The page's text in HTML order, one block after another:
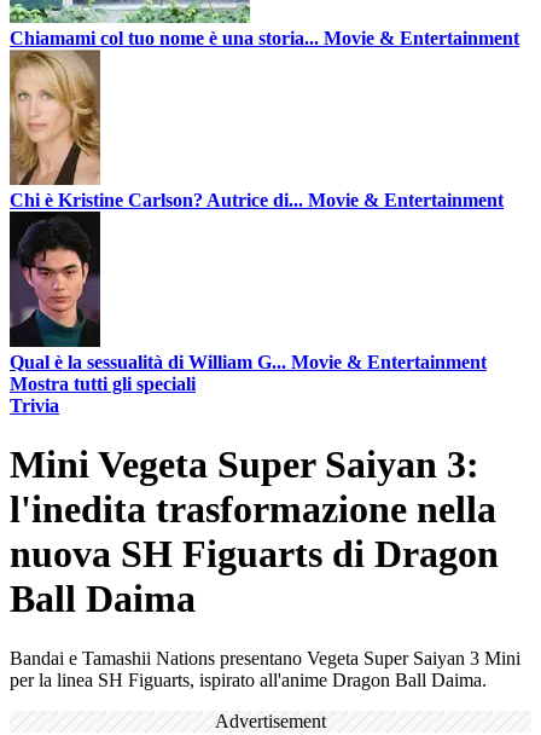
Chiamami col tuo nome è una storia... Movie & Entertainment
Chi è Kristine Carlson? Autrice di... Movie & Entertainment
Qual è la sessualità di William G... Movie & Entertainment
Mostra tutti gli speciali
Trivia
Mini Vegeta Super Saiyan 3:
l'inedita trasformazione nella
nuova SH Figuarts di Dragon
Ball Daima
Bandai e Tamashii Nations presentano Vegeta Super Saiyan 3 Mini
per la linea SH Figuarts, ispirato all'anime Dragon Ball Daima.
Advertisement